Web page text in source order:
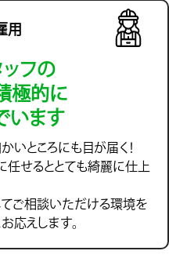
用
フの
極的に
います
いところにも目が届く！
せるととても綺麗に仕上
ご相談いただける環境を
応えします。